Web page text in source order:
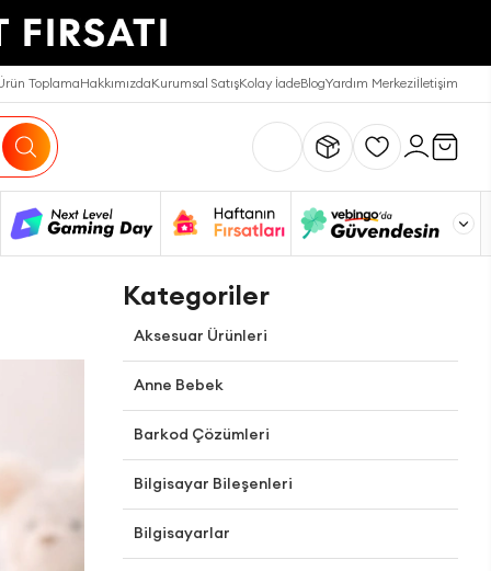
ToplamaHakkımızdaKurumsal SatışKolay İadeBlogYardım Merkeziİletişim
Kategoriler
Aksesuar Ürünleri
Anne Bebek
Barkod Çözümleri
Bilgisayar Bileşenleri
Bilgisayarlar